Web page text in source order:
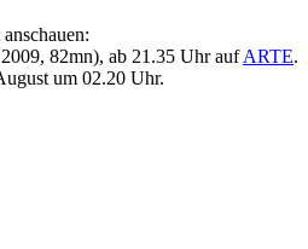
82mn), ab 21.35 Uhr aufARTE.
um 02.20 Uhr.